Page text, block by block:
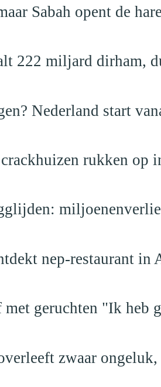
Sabah opent de
222 miljard dirham,
Nederland start
rukken op
nep-restaurant in
met geruchten "Ik heb
zwaar